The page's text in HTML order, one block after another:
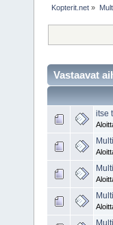
Kopterit.net »
Vastaavat
itse